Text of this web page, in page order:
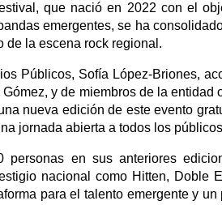
que nació en 2022 con el
emergentes, se ha
de la escena rock regional.
Públicos, Sofía López-Briones,
y de miembros de la
nueva edición de este evento
jornada abierta a todos los
en sus anteriores
nacional como Hitten, Doble
para el talento emergente y